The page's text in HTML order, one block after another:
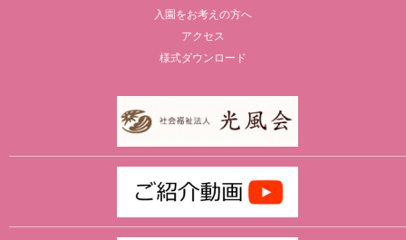
入園をお考えの方へ
アクセス
様式ダウンロード